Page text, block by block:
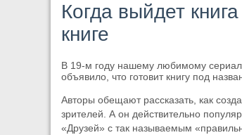
Когда выйдет
книге
В 19-м году нашему любимому
объявило, что готовит книгу под
Авторы обещают рассказать, как
зрителей. А он действительно
«Друзей» с так называемым